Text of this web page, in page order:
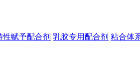
性赋予配合剂 乳胶专用配合剂 粘合体